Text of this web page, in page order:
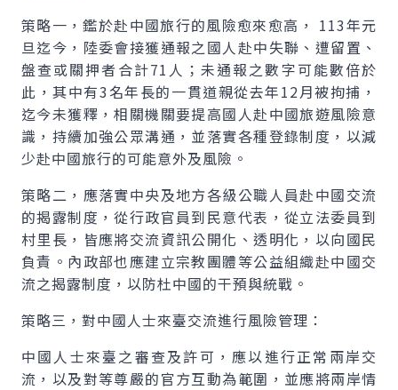
策略一，鑑於赴中國旅行的風險愈來愈高， 113年元
旦迄今，陸委會接獲通報之國人赴中失聯、遭留置、
盤查或關押者合計71人；未通報之數字可能數倍於
此，其中有3名年長的一貫道親從去年12月被拘捕，
迄今未獲釋，相關機關要提高國人赴中國旅遊風險意
識，持續加強公眾溝通，並落實各種登錄制度，以減
少赴中國旅行的可能意外及風險。
策略二，應落實中央及地方各級公職人員赴中國交流
的揭露制度，從行政官員到民意代表，從立法委員到
村里長，皆應將交流資訊公開化、透明化，以向國民
負責。內政部也應建立宗教團體等公益組織赴中國交
流之揭露制度，以防杜中國的干預與統戰。
策略三，對中國人士來臺交流進行風險管理：
中國人士來臺之審查及許可，應以進行正常兩岸交
流，以及對等尊嚴的官方互動為範圍，並應將兩岸情